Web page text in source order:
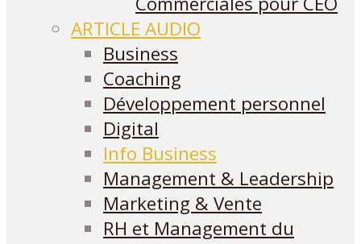
ARTICLE AUDIO
Business
Coaching
Développement personnel
Digital
Info Business
Management & Leadership
Marketing & Vente
RH et Management du